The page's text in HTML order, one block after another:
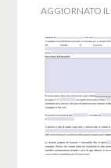
AGGIORNATO